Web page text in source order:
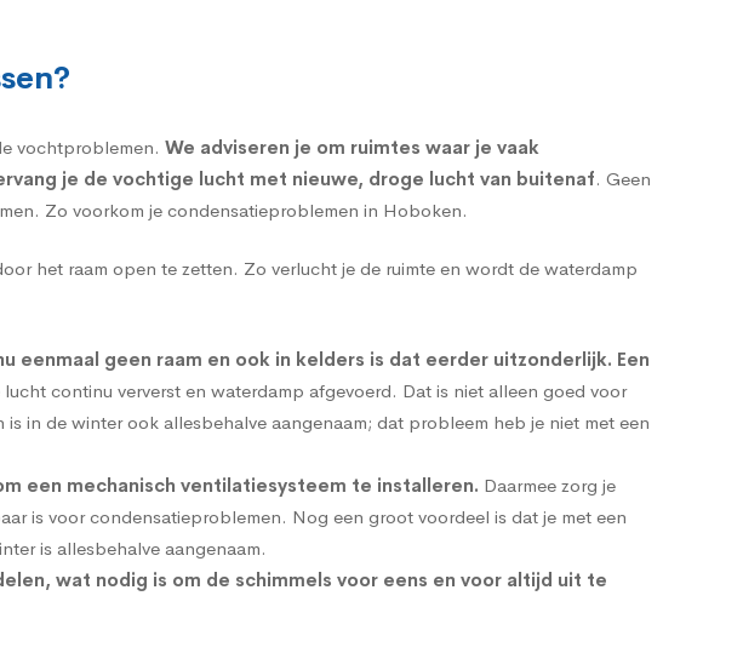
vochtproblemen. We adviseren je om ruimtes waar je vaak
je de vochtige lucht met nieuwe, droge lucht van buitenaf. Geen
Zo voorkom je condensatieproblemen in Hoboken.
het raam open te zetten. Zo verlucht je de ruimte en wordt de waterdamp
geen raam en ook in kelders is dat eerder uitzonderlijk. Een
continu ververst en waterdamp afgevoerd. Dat is niet alleen goed voor
in de winter ook allesbehalve aangenaam; dat probleem heb je niet met een
een mechanisch ventilatiesysteem te installeren. Daarmee zorg je
is voor condensatieproblemen. Nog een groot voordeel is dat je met een
is allesbehalve aangenaam.
wat nodig is om de schimmels voor eens en voor altijd uit te